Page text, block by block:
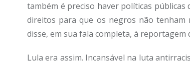
também é preciso haver políticas públicas
direitos para que os negros não tenham
disse, em sua fala completa, à reportagem
Lula era assim. Incansável na luta